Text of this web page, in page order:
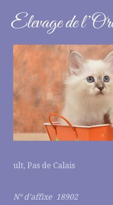
Elevage de
ult, Pas de Calais
N° d’affixe 18902